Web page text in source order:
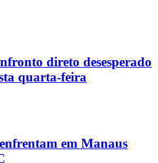
direto desesperado
quarta-feira
em Manaus